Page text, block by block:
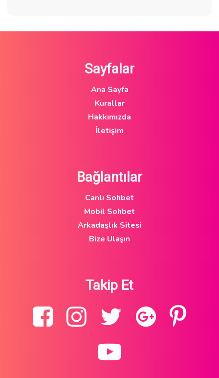
Sayfalar
Ana Sayfa
Kurallar
Hakkımızda
İletişim
Bağlantılar
Canlı Sohbet
Mobil Sohbet
Arkadaşlık Sitesi
Bize Ulaşın
Takip Et